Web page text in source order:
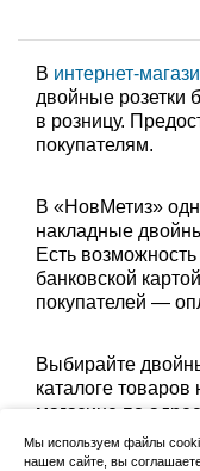
В интернет-
двойные розетки
в розницу.
покупателям.
В «НовМетиз»
накладные
Есть
банковской
покупателей —
Выбирайте
каталоге
магазине по
Сырковское
субботу с 9:00 до
Мы используем файлы
нашем сайте, вы